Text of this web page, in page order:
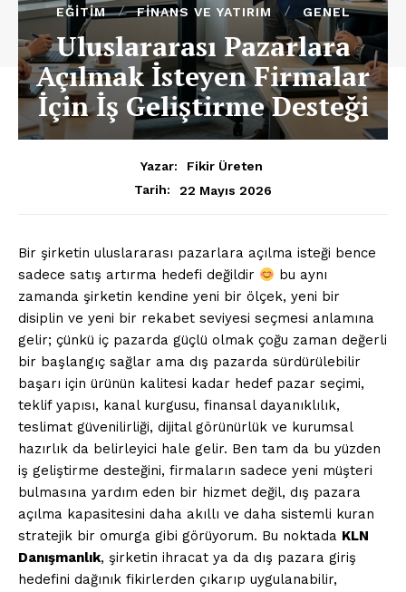
EĞITIM FINANS VE YATIRIM GENEL
Uluslararası Pazarlara
Açılmak İsteyen Firmalar
İçin İş Geliştirme Desteği
Yazar:
Fikir Üreten
Tarih:
22 Mayıs 2026
Bir şirketin uluslararası pazarlara açılma isteği bence
sadece satış artırma hedefi değildir
bu aynı
zamanda şirketin kendine yeni bir ölçek, yeni bir
disiplin ve yeni bir rekabet seviyesi seçmesi anlamına
gelir; çünkü iç pazarda güçlü olmak çoğu zaman değerli
bir başlangıç sağlar ama dış pazarda sürdürülebilir
başarı için ürünün kalitesi kadar hedef pazar seçimi,
teklif yapısı, kanal kurgusu, finansal dayanıklılık,
teslimat güvenilirliği, dijital görünürlük ve kurumsal
hazırlık da belirleyici hale gelir. Ben tam da bu yüzden
iş geliştirme desteğini, firmaların sadece yeni müşteri
bulmasına yardım eden bir hizmet değil, dış pazara
açılma kapasitesini daha akıllı ve daha sistemli kuran
stratejik bir omurga gibi görüyorum. Bu noktada KLN
Danışmanlık, şirketin ihracat ya da dış pazara giriş
hedefini dağınık fikirlerden çıkarıp uygulanabilir,